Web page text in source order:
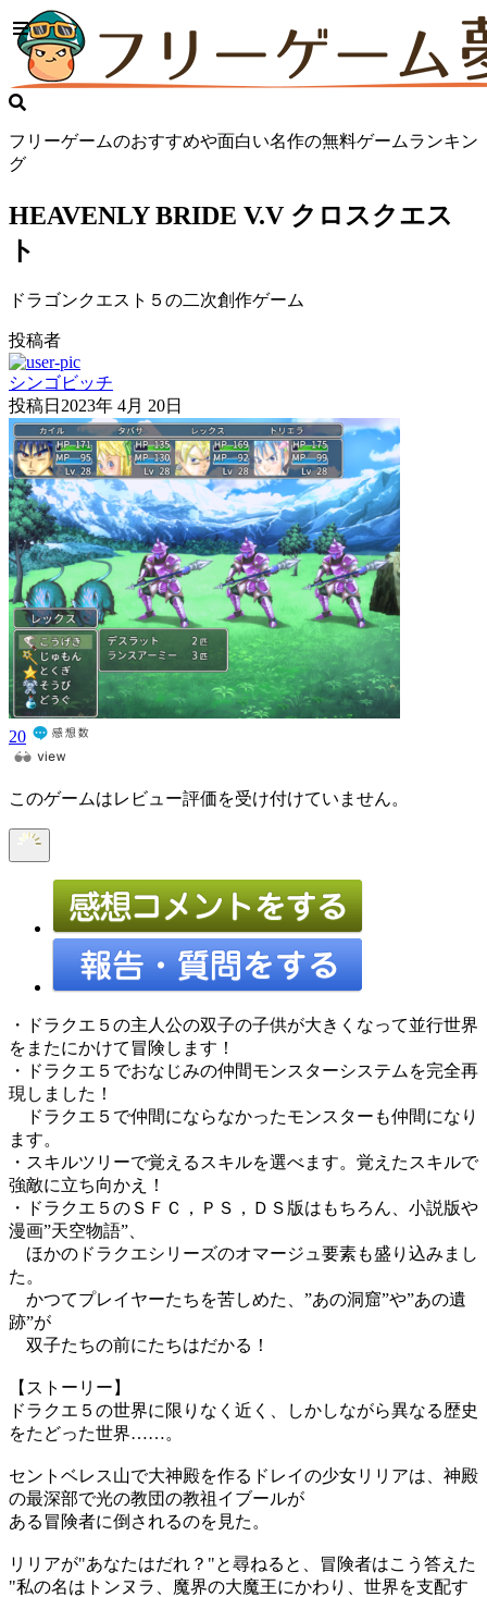
フリーゲームのおすすめや面白い名作の無料ゲームランキン
グ
HEAVENLY BRIDE V.V クロスクエス
ト
ドラゴンクエスト５の二次創作ゲーム
投稿者
シンゴビッチ
投稿日 2023年 4月 20日
20
このゲームはレビュー評価を受け付けていません。
・ドラクエ５の主人公の双子の子供が大きくなって並行世界
をまたにかけて冒険します！
・ドラクエ５でおなじみの仲間モンスターシステムを完全再
現しました！
ドラクエ５で仲間にならなかったモンスターも仲間になり
ます。
・スキルツリーで覚えるスキルを選べます。覚えたスキルで
強敵に立ち向かえ！
・ドラクエ５のＳＦＣ，ＰＳ，ＤＳ版はもちろん、小説版や
漫画”天空物語”、
ほかのドラクエシリーズのオマージュ要素も盛り込みまし
た。
かつてプレイヤーたちを苦しめた、”あの洞窟”や”あの遺
跡”が
双子たちの前にたちはだかる！
【ストーリー】
ドラクエ５の世界に限りなく近く、しかしながら異なる歴史
をたどった世界……。
セントベレス山で大神殿を作るドレイの少女リリアは、神殿
の最深部で光の教団の教祖イブールが
ある冒険者に倒されるのを見た。
リリアが"あなたはだれ？"と尋ねると、冒険者はこう答えた
"私の名はトンヌラ、魔界の大魔王にかわり、世界を支配す